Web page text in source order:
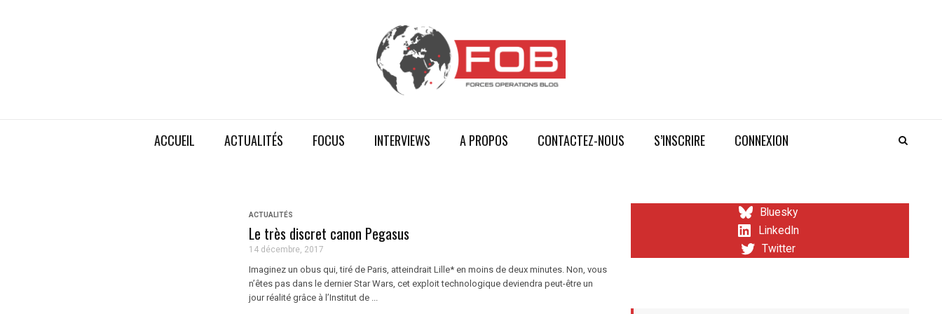
ACCUEIL ACTUALITÉS FOCUS INTERVIEWS A PROPOS CONTACTEZ-NOUS S’INSCRIRE CONNEXION
ACTUALITÉS
Le très discret canon Pegasus
14 décembre, 2017
Imaginez un obus qui, tiré de Paris, atteindrait Lille* en moins de deux minutes. Non, vous
n’êtes pas dans le dernier Star Wars, cet exploit technologique deviendra peut-être un
jour réalité grâce à l’Institut de ...
Bluesky
LinkedIn
Twitter